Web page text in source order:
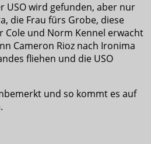
USO wird gefunden, aber nur
die Frau fürs Grobe, diese
Cole und Norm Kennel erwacht
Cameron Rioz nach Ironima
fliehen und die USO
und so kommt es auf